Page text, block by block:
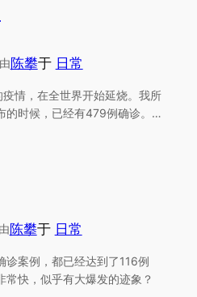
陈攀于 日常
情，在全世界开始延烧。我所
的时候，已经有479例确诊。…
陈攀于 日常
诊案例，都已经达到了116例
常快，似乎有大爆发的迹象？